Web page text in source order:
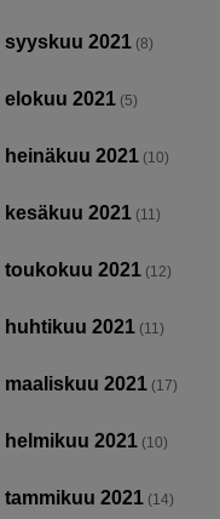
syyskuu 2021 (8)
elokuu 2021 (5)
heinäkuu 2021 (10)
kesäkuu 2021 (11)
toukokuu 2021 (12)
huhtikuu 2021 (11)
maaliskuu 2021 (17)
helmikuu 2021 (10)
tammikuu 2021 (14)